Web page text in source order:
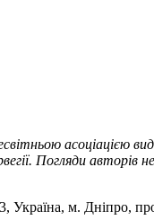
асоціацією
Погляди авторів не
Україна, м. Дніпро,